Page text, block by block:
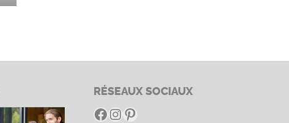
RÉSEAUX SOCIAUX
Facebook
Instagram
Pinterest